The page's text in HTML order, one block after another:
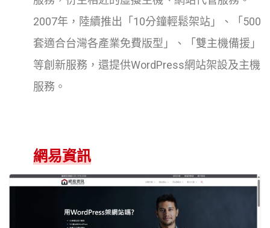
2007年，陸續推出「10分鐘輕鬆架站」、「500
套適合台灣各產業免費版型」、「雙主機備援」
等創新服務，還提供WordPress網站架設及主機
服務。
網易資訊